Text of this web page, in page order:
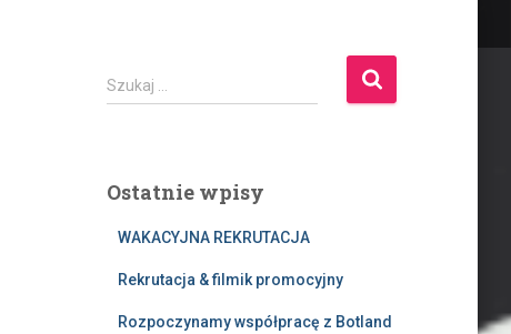
S
z
j
Szukaj …
Ostatnie wpisy
WAKACYJNA REKRUTACJA
Rekrutacja & filmik promocyjny
Rozpoczynamy współpracę z Botland